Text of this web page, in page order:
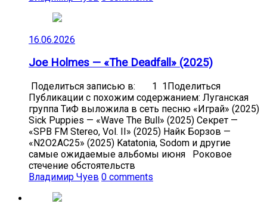
16.06.2026
Joe Holmes — «The Deadfall» (2025)
Поделиться записью в: 1 1Поделиться
Публикации с похожим содержанием: Луганская
группа ТиФ выложила в сеть песню «Играй» (2025)
Sick Puppies — «Wave The Bull» (2025) Секрет —
«SPB FM Stereo, Vol. II» (2025) Найк Борзов —
«N2O2AC25» (2025) Katatonia, Sodom и другие
самые ожидаемые альбомы июня Роковое
стечение обстоятельств
Владимир Чуев 0 comments